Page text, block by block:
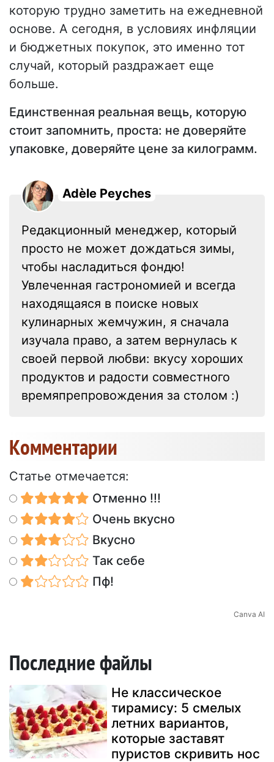
которую трудно заметить на ежедневной
основе. А сегодня, в условиях инфляции
и бюджетных покупок, это именно тот
случай, который раздражает еще
больше.
Единственная реальная вещь, которую
стоит запомнить, проста: не доверяйте
упаковке, доверяйте цене за килограмм.
Adèle Peyches
Редакционный менеджер, который
просто не может дождаться зимы,
чтобы насладиться фондю!
Увлеченная гастрономией и всегда
находящаяся в поиске новых
кулинарных жемчужин, я сначала
изучала право, а затем вернулась к
своей первой любви: вкусу хороших
продуктов и радости совместного
времяпрепровождения за столом :)
Kомментарии
Статье отмечается:
Отменно !!!
Очень вкусно
Вкусно
Так себе
Пф!
Canva AI
Последние файлы
Не классическое
тирамису: 5 смелых
летних вариантов,
которые заставят
пуристов скривить нос